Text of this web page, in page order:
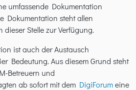
umfassende Dokumentation
Dokumentation steht allen
dieser Stelle zur Verfügung.
ist auch der Austausch
Bedeutung. Aus diesem Grund steht
Betreuern und
ab sofort mit dem DigiForumeine